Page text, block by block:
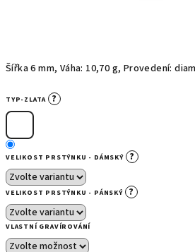
Šířka 6 mm, Váha: 10,70 g, Provedení:
TYP-ZLATA ?
VELIKOST PRSTÝNKU - DÁMSKÝ ?
VELIKOST PRSTÝNKU - PÁNSKÝ ?
VLASTNÍ GRAVÍROVÁNÍ